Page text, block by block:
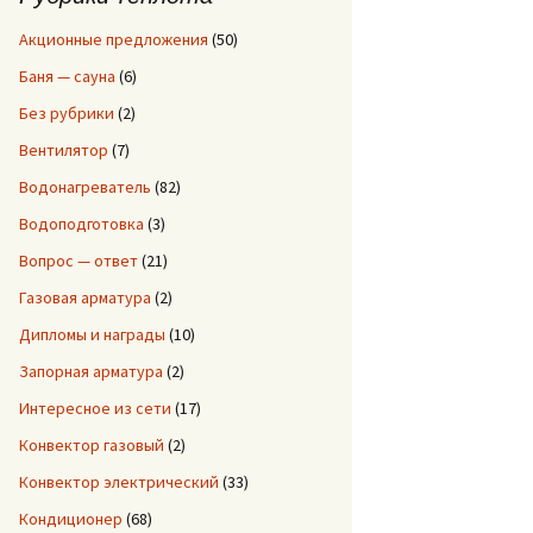
Акционные предложения (50)
Баня — сауна (6)
Без рубрики (2)
Вентилятор (7)
Водонагреватель (82)
Водоподготовка (3)
Вопрос — ответ(21)
Газовая арматура (2)
Дипломы и награды (10)
Запорная арматура (2)
Интересное из сети (17)
Конвектор газовый (2)
Конвектор электрический (33)
Кондиционер (68)